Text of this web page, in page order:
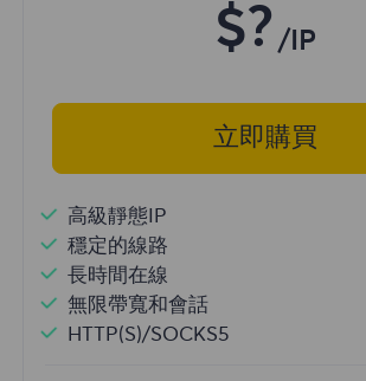
$? /IP
立即購買
高級靜態IP
穩定的線路
長時間在線
無限帶寬和會話
HTTP(S)/SOCKS5